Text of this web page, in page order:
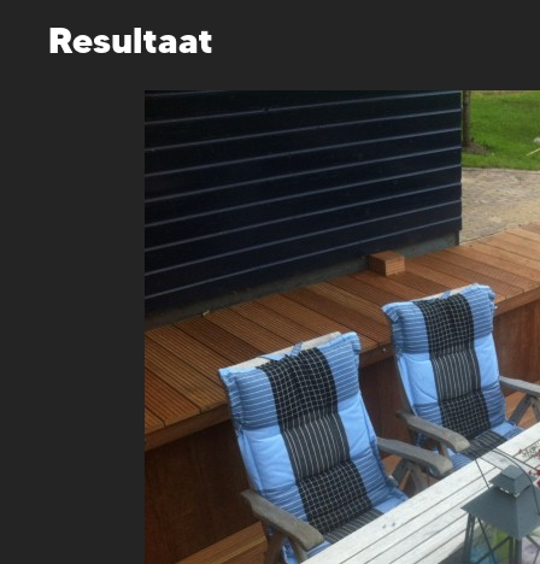
Resultaat